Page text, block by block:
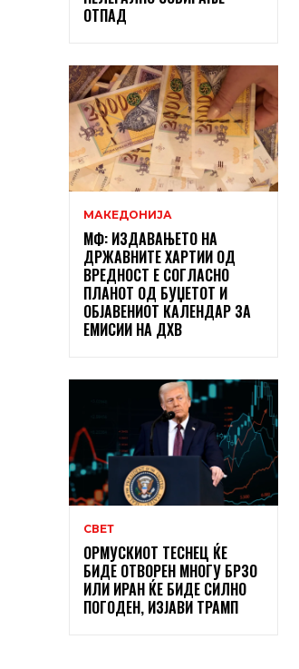
ОТПАД
МАКЕДОНИЈА
МФ: ИЗДАВАЊЕТО НА
ДРЖАВНИТЕ ХАРТИИ ОД
ВРЕДНОСТ Е СОГЛАСНО
ПЛАНОТ ОД БУЏЕТОТ И
ОБЈАВЕНИОТ КАЛЕНДАР ЗА
ЕМИСИИ НА ДХВ
СВЕТ
ОРМУСКИОТ ТЕСНЕЦ ЌЕ
БИДЕ ОТВОРЕН МНОГУ БРЗО
ИЛИ ИРАН ЌЕ БИДЕ СИЛНО
ПОГОДЕН, ИЗЈАВИ ТРАМП